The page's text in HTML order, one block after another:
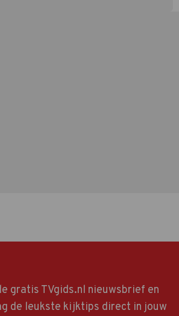
gratis TVgids.nl nieuwsbrief en
de leukste kijktips direct in jouw